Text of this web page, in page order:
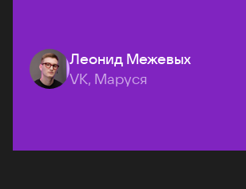
Леонид Межевых
VK, Маруся